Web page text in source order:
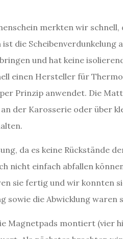
merkten wir schnell,
die Scheibenverdunkelung
und hat keine
einen Hersteller für
Prinzip anwendet. Die
der Karosserie oder über
da es keine Rückstände
nicht einfach abfallen
sie fertig und wir konnten
sowie die Abwicklung waren
Magnetpads montiert (vier